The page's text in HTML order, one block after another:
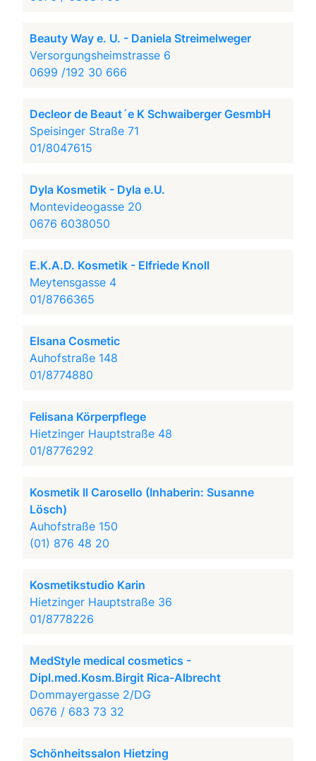
Beauty Way e. U. - Daniela Streimelweger
Versorgungsheimstrasse 6
0699 /192 30 666
Decleor de Beaut´e K Schwaiberger GesmbH
Speisinger Straße 71
01/8047615
Dyla Kosmetik - Dyla e.U.
Montevideogasse 20
0676 6038050
E.K.A.D. Kosmetik - Elfriede Knoll
Meytensgasse 4
01/8766365
Elsana Cosmetic
Auhofstraße 148
01/8774880
Felisana Körperpflege
Hietzinger Hauptstraße 48
01/8776292
Kosmetik Il Carosello (Inhaberin: Susanne
Lösch)
Auhofstraße 150
(01) 876 48 20
Kosmetikstudio Karin
Hietzinger Hauptstraße 36
01/8778226
MedStyle medical cosmetics -
Dipl.med.Kosm.Birgit Rica-Albrecht
Dommayergasse 2/DG
0676 / 683 73 32
Schönheitssalon Hietzing